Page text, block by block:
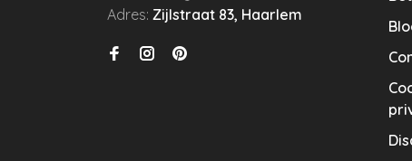
Adres:Zijlstraat 83, Haarlem